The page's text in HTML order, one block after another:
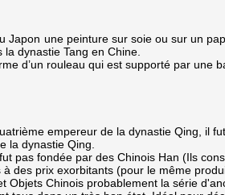
Japon une peinture sur soie ou sur un
dynastie Tang en Chine.
d’un rouleau qui est supporté par une
empereur de la dynastie Qing, il
la dynastie Qing.
pas fondée par des Chinois Han (Ils
des prix exorbitants (pour le même
Objets Chinois probablement la série